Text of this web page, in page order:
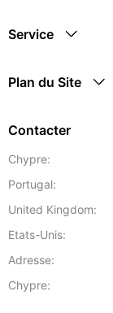
Service
Plan du Site
Contacter
Chypre:
Portugal:
United Kingdom:
Etats-Unis:
Adresse:
Chypre: